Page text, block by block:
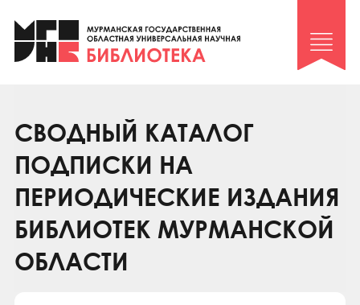
Клуб «Гиря и сельдерей»
Клуб «Семейный архив»
Коллегам
Контакты
СВОДНЫЙ КАТАЛОГ
ПОДПИСКИ НА
ПЕРИОДИЧЕСКИЕ ИЗДАНИЯ
БИБЛИОТЕК МУРМАНСКОЙ
ОБЛАСТИ